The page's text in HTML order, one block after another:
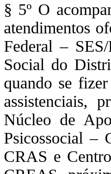
§ 5º O
atendimentos
Federal –
Social do
quando se
assistenciais,
Núcleo de
Psicossocial –
CRAS e